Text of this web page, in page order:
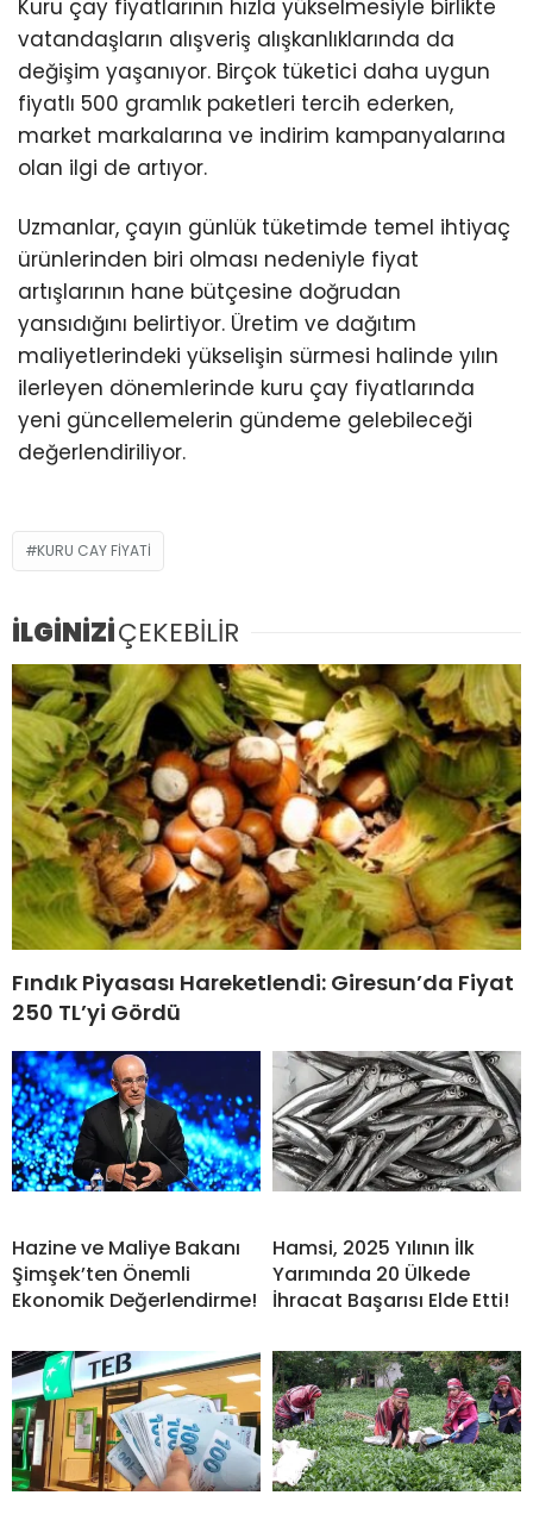
Kuru çay fiyatlarının hızla yükselmesiyle birlikte
vatandaşların alışveriş alışkanlıklarında da
değişim yaşanıyor. Birçok tüketici daha uygun
fiyatlı 500 gramlık paketleri tercih ederken,
market markalarına ve indirim kampanyalarına
olan ilgi de artıyor.
Uzmanlar, çayın günlük tüketimde temel ihtiyaç
ürünlerinden biri olması nedeniyle fiyat
artışlarının hane bütçesine doğrudan
yansıdığını belirtiyor. Üretim ve dağıtım
maliyetlerindeki yükselişin sürmesi halinde yılın
ilerleyen dönemlerinde kuru çay fiyatlarında
yeni güncellemelerin gündeme gelebileceği
değerlendiriliyor.
KURU CAY FIYATI
İLGİNİZİÇEKEBİLİR
Fındık Piyasası Hareketlendi: Giresun’da Fiyat
250 TL’yi Gördü
Hazine ve Maliye Bakanı
Şimşek’ten Önemli
Ekonomik Değerlendirme!
Hamsi, 2025 Yılının İlk
Yarımında 20 Ülkede
İhracat Başarısı Elde Etti!